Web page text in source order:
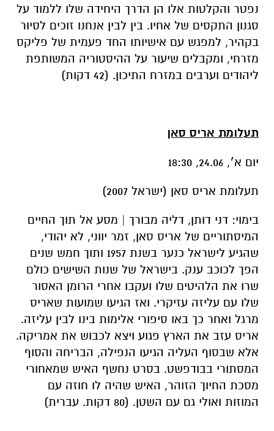
נפטר והקלטות אלו הן הדרך היחידה שלו ללמוד על
סגנון התקסים של אחיו. בין לבין אנחנו זוכים לסיור
בקהיר, למפגש עם אישיותו החד פעמית של פליקס
מזרחי, ומקבלים שיעור על ההיסטוריה המשותפת
ליהודים וערבים במזרח התיכון. (42 דקות)
תעלומת אריס סאן
יום א׳, 24.06, 18:30
תעלומת אריס סאן (ישראל 2007)
בימוי: דני דותן, דליה מבורך | מסע אל תוך החיים
המיסתוריים של אריס סאן, זמר יווני, לא יהודי,
שהגיע לישראל כנער בשנת 1957 ותוך חמש שנים
הפך לכוכב ענק. בישראל של שנות השישים כולם
שרו את הלהיטים שלו ועקבו אחרי הרומן האסור
שלו עם עליזה עזיקרי. ואז הגיעו שמועות שאריס
מרגל ואחר כך באו סיפורי אלימות בינו לבין עליזה.
אריס עזב את הארץ פגוע ויצא לכבוש את אמריקה.
אלא שבסוף העליה הגיעו הנפילה, הבריחה והסוף
המסתורי בבודפשט. בסרט נחשף האיש שמאחורי
מסכת החיוך הזוהר, האיש שהיה לו חוזה עם
המוזות ואולי גם עם השטן. (80 דקות. עברית)